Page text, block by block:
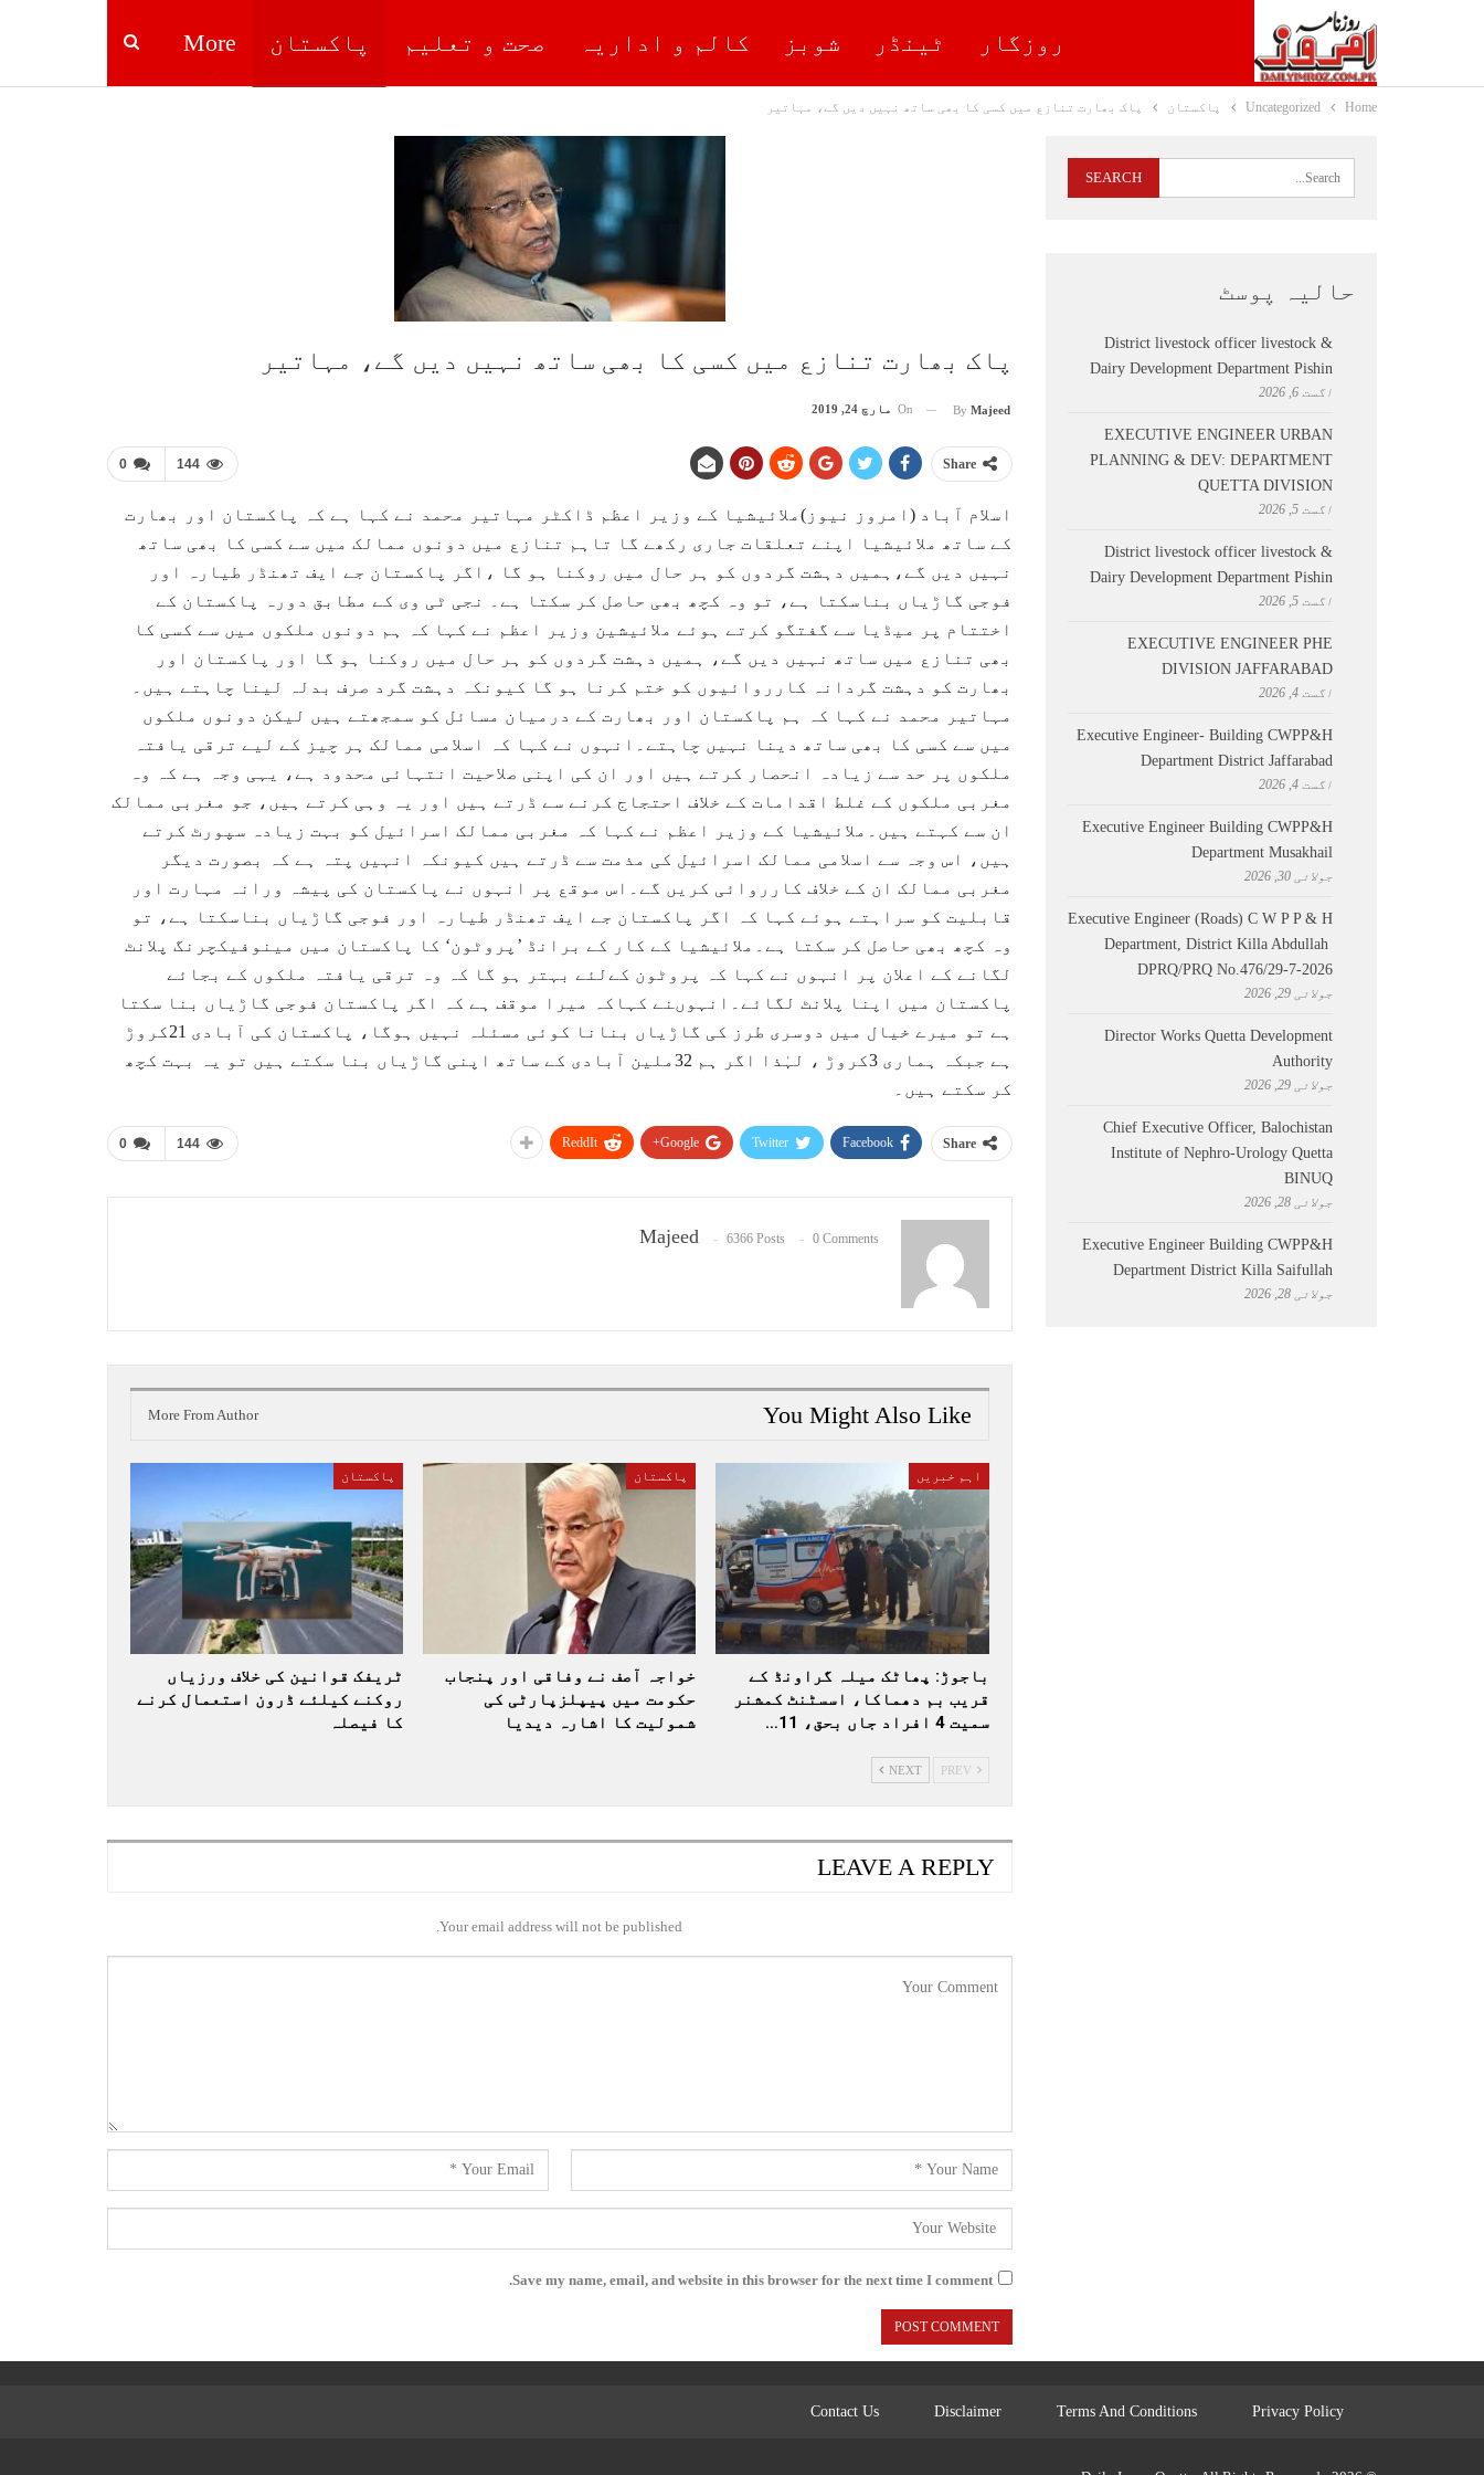
روزگار ٹینڈر شوبز کالم و اداریہ صحت و تعلیم پاکستان More
Home
Uncategorized پاکستان پاک بھارت تنازع میں کسی کا بھی ساتھ نہیں دیں گے، مہاتیر
پاک بھارت تنازع میں کسی کا بھی ساتھ نہیں دیں گے، مہاتیر
By Majeed
On مارچ 24, 2019
0 144 Share
اسلام آباد (امروز نیوز)ملائیشیا کے وزیر اعظم ڈاکٹر مہاتیر محمد نے کہا ہے کہ پاکستان اور بھارت
کے ساتھ ملائیشیا اپنے تعلقات جاری رکھے گا تاہم تنازع میں دونوں ممالک میں سے کسی کا بھی ساتھ
نہیں دیں گے،ہمیں دہشت گردوں کو ہر حال میں روکنا ہو گا ،اگر پاکستان جے ایف تھنڈر طیارہ اور
فوجی گاڑیاں بناسکتا ہے، تو وہ کچھ بھی حاصل کر سکتا ہے۔ نجی ٹی وی کے مطابق دورہ پاکستان کے
اختتام پر میڈیا سے گفتگو کرتے ہوئے ملائیشین وزیر اعظم نے کہا کہ ہم دونوں ملکوں میں سے کسی کا
بھی تنازع میں ساتھ نہیں دیں گے، ہمیں دہشت گردوں کو ہر حال میں روکنا ہو گا اور پاکستان اور
بھارت کو دہشت گردانہ کارروائیوں کو ختم کرنا ہو گا کیونکہ دہشت گرد صرف بدلہ لینا چاہتے ہیں۔
مہاتیر محمد نے کہا کہ ہم پاکستان اور بھارت کے درمیان مسائل کو سمجھتے ہیں لیکن دونوں ملکوں
میں سے کسی کا بھی ساتھ دینا نہیں چاہتے۔انہوں نے کہا کہ اسلامی ممالک ہر چیز کے لیے ترقی یافتہ
ملکوں پر حد سے زیادہ انحصار کرتے ہیں اور ان کی اپنی صلاحیت انتہائی محدود ہے، یہی وجہ ہے کہ وہ
مغربی ملکوں کے غلط اقدامات کے خلاف احتجاج کرنے سے ڈرتے ہیں اور یہ وہی کرتے ہیں، جو مغربی ممالک
ان سے کہتے ہیں۔ملائیشیا کے وزیر اعظم نے کہا کہ مغربی ممالک اسرائیل کو بہت زیادہ سپورٹ کرتے
ہیں، اس وجہ سے اسلامی ممالک اسرائیل کی مذمت سے ڈرتے ہیں کیونکہ انہیں پتہ ہے کہ بصورت دیگر
مغربی ممالک ان کے خلاف کارروائی کریں گے۔اس موقع پر انہوں نے پاکستان کی پیشہ ورانہ مہارت اور
قابلیت کو سراہتے ہوئے کہا کہ اگر پاکستان جے ایف تھنڈر طیارہ اور فوجی گاڑیاں بناسکتا ہے، تو
وہ کچھ بھی حاصل کر سکتا ہے۔ملائیشیا کے کار کے برانڈ ’پروٹون‘ کا پاکستان میں مینوفیکچرنگ پلانٹ
لگانے کے اعلان پر انہوں نے کہا کہ پروٹون کےلئے بہتر ہو گا کہ وہ ترقی یافتہ ملکوں کے بجائے
پاکستان میں اپنا پلانٹ لگائے۔انہوںنے کہاکہ میرا موقف ہے کہ اگر پاکستان فوجی گاڑیاں بنا سکتا
ہے تو میرے خیال میں دوسری طرز کی گاڑیاں بنانا کوئی مسئلہ نہیں ہوگا، پاکستان کی آبادی 21کروڑ
ہے جبکہ ہماری 3کروڑ ، لہٰذا اگر ہم 32ملین آبادی کے ساتھ اپنی گاڑیاں بنا سکتے ہیں تو یہ بہت کچھ
کر سکتے ہیں۔
0 144 Share
Facebook
Twitter
Google+
ReddIt
Majeed 6366 Posts 0 Comments
You Might Also Like
More From Author
اہم خبریں
باجوڑ: پھاٹک میلہ گراونڈ کے
قریب بم دھماکا، اسسٹنٹ کمشنر
سمیت 4 افراد جاں بحق، 11…
پاکستان
خواجہ آصف نے وفاقی اور پنجاب
حکومت میں پیپلزپارٹی کی
شمولیت کا اشارہ دیدیا
پاکستان
ٹریفک قوانین کی خلاف ورزیاں
روکنے کیلئے ڈرون استعمال کرنے
کا فیصلہ
NEXT
LEAVE A REPLY
Your email address will not be published.
Save my name, email, and website in this browser for the next time I comment.
حالیہ پوسٹ
District livestock officer livestock &
Dairy Development Department Pishin
اگست 6, 2026
EXECUTIVE ENGINEER URBAN
PLANNING & DEV: DEPARTMENT
QUETTA DIVISION
اگست 5, 2026
District livestock officer livestock &
Dairy Development Department Pishin
اگست 5, 2026
EXECUTIVE ENGINEER PHE
DIVISION JAFFARABAD
اگست 4, 2026
Executive Engineer- Building CWPP&H
Department District Jaffarabad
اگست 4, 2026
Executive Engineer Building CWPP&H
Department Musakhail
جولائی 30, 2026
Executive Engineer (Roads) C W P P & H
Department, District Killa Abdullah ​
DPRQ/PRQ No.476/29-7-2026
جولائی 29, 2026
Director Works Quetta Development
Authority
جولائی 29, 2026
Chief Executive Officer, Balochistan
Institute of Nephro-Urology Quetta
BINUQ
جولائی 28, 2026
Executive Engineer Building CWPP&H
Department District Killa Saifullah
جولائی 28, 2026
Privacy Policy
Terms And Conditions
Disclaimer
Contact Us